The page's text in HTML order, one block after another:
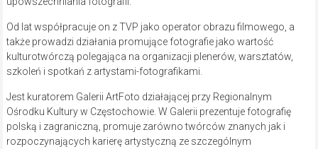
Od lat współpracuje on z TVP jako operator obrazu filmowego, a
także prowadzi działania promujące fotografie jako wartość
kulturotwórczą polegająca na organizacji plenerów, warsztatów,
szkoleń i spotkań z artystami-fotografikami.
Jest kuratorem Galerii ArtFoto działającej przy Regionalnym
Ośrodku Kultury w Częstochowie. W Galerii prezentuje fotografię
polską i zagraniczną, promuje zarówno twórców znanych jak i
rozpoczynających karierę artystyczną ze szczególnym